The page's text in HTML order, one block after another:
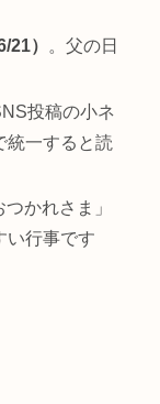
21）
。父の日
投稿の小ネ
統一すると読
かれさま」
い行事です